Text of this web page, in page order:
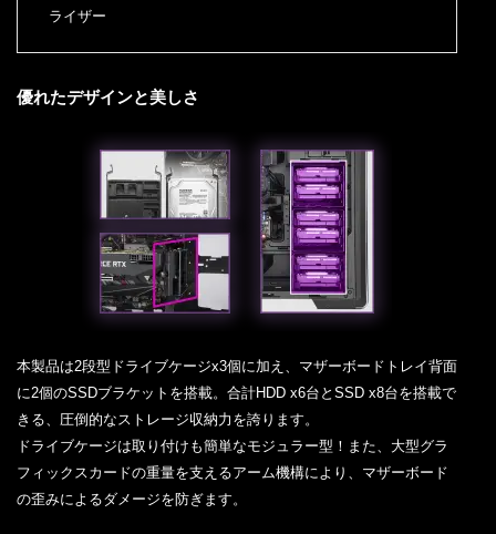
ライザー
優れたデザインと美しさ
本製品は2段型ドライブケージx3個に加え、マザーボードトレイ背面
に2個のSSDブラケットを搭載。合計HDD x6台とSSD x8台を搭載で
きる、圧倒的なストレージ収納力を誇ります。
ドライブケージは取り付けも簡単なモジュラー型！また、大型グラ
フィックスカードの重量を支えるアーム機構により、マザーボード
の歪みによるダメージを防ぎます。